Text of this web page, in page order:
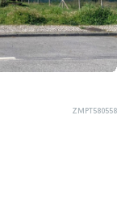
ZMPT580558